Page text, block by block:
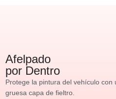
Afelpado
por Dentro
Protege la pintura del vehículo con
gruesa capa de fieltro.